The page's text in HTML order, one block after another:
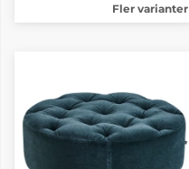
Tyg pg.4 Clay 517
fr. 55 894 kr
4-6 Veckor
Fler varianter